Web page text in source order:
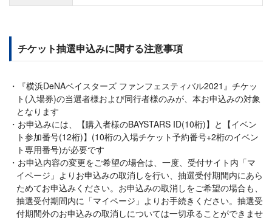
チケット抽選申込みに関する注意事項
『横浜DeNAベイスターズ ファンフェスティバル2021』チケッ
ト(入場券)の当選者様および同行者様のみが、本お申込みの対象
となります
お申込みには、【購入者様のBAYSTARS ID(10桁)】と【イベン
ト参加番号(12桁)】(10桁の入場チケット予約番号+2桁のイベン
ト専用番号)が必要です
お申込内容の変更をご希望の場合は、一度、受付サイト内「マ
イページ」よりお申込みの取消しを行い、抽選受付期間内にあら
ためてお申込みください。お申込みの取消しをご希望の場合も、
抽選受付期間内に「マイページ」よりお手続きください。抽選受
付期間外のお申込みの取消しについては一切承ることができませ